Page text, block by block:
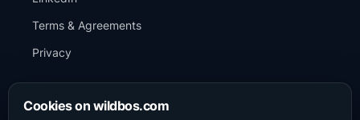
Terms & Agreements
Privacy
CONTACT
Cookies on wildbos.com